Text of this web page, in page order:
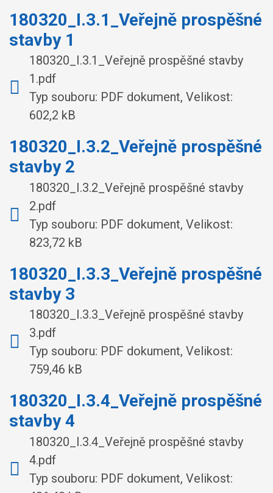
180320_I.3.1_Veřejně prospěšné
stavby 1
180320_I.3.1_Veřejně prospěšné stavby
1.pdf
Typ souboru: PDF dokument, Velikost:
602,2 kB
180320_I.3.2_Veřejně prospěšné
stavby 2
180320_I.3.2_Veřejně prospěšné stavby
2.pdf
Typ souboru: PDF dokument, Velikost:
823,72 kB
180320_I.3.3_Veřejně prospěšné
stavby 3
180320_I.3.3_Veřejně prospěšné stavby
3.pdf
Typ souboru: PDF dokument, Velikost:
759,46 kB
180320_I.3.4_Veřejně prospěšné
stavby 4
180320_I.3.4_Veřejně prospěšné stavby
4.pdf
Typ souboru: PDF dokument, Velikost: